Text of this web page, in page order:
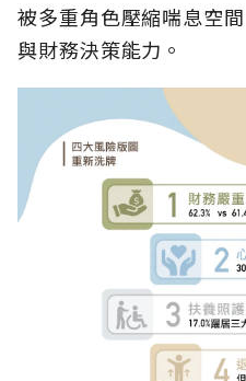
被多重角色壓縮喘息空
與財務決策能力。